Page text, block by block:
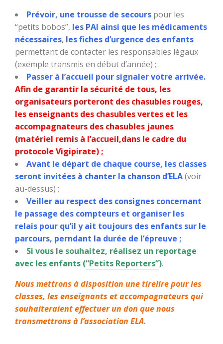
Prévoir, une trousse de secours pour les
“petits bobos”, les PAI ainsi que les médicaments
nécessaires, les fiches d’urgence des enfants
permettant de contacter les responsables légaux
(exemple transmis en début d’année) ;
Passer à l’accueil pour signaler votre arrivée.
Afin de garantir la sécurité de tous, les
organisateurs porteront des chasubles rouges,
les enseignants des chasubles vertes et les
accompagnateurs des chasubles jaunes
(matériel remis à l’accueil,dans le cadre du
protocole Vigipirate) ;
Avant le départ de chaque course, les classes
seront invitées à chanter la chanson d’ELA(voir
au-dessus) ;
Veiller au respect des consignes concernant
le passage des compteurs et organiser les
relais pour qu’il y ait toujours des enfants sur le
parcours, perndant la durée de l’épreuve ;
Si vous le souhaitez, réalisez un reportage
avec les enfants (“Petits Reporters”).
Nous mettrons à disposition une tirelire pour les
classes, les enseignants et accompagnateurs qui
souhaiteraient effectuer un don que nous
transmettrons à l’association ELA.